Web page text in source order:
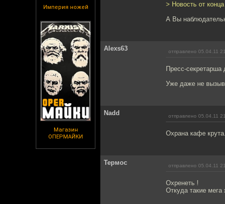
Империя ножей
Магазин
ОПЕРМАЙКИ
> Новость от
А Вы
Alexs63 отправлено 05.04.11
Пресс-
Уже даже не
Nadd отправлено 05.04.11
Охрана кафе крута.
Термос отправлено 05.04.11
Охренеть !
Откуда такие мега